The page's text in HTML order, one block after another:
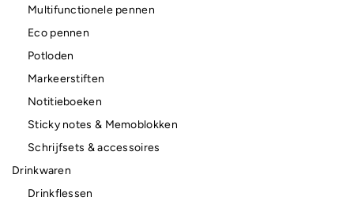
Multifunctionele pennen
Eco pennen
Potloden
Markeerstiften
Notitieboeken
Sticky notes & Memoblokken
Schrijfsets & accessoires
Drinkwaren
Drinkflessen